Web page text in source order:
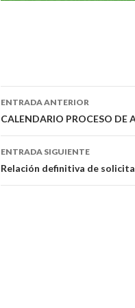
Ir
a
la
ENTRADA ANTERIOR
CALENDARIO PROCESO DE
ENTRADA SIGUIENTE
Relación definitiva de